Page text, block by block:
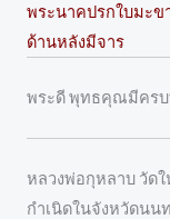
พระนาคปรกใบมะ
ด้านหลังมีจาร
พระดี พุทธคุณมีคร
หลวงพ่อกุหลาบ วัด
กำเนิดในจังหวัดนน